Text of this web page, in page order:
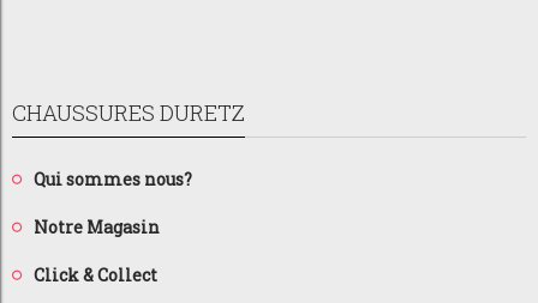
CHAUSSURES DURETZ
Qui sommes nous?
Notre Magasin
Click & Collect